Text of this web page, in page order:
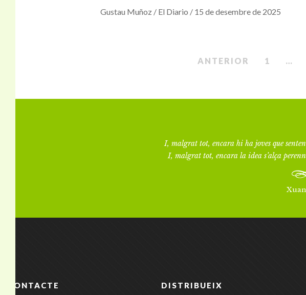
Gustau Muñoz / El Diario / 15 de desembre de 2025
ANTERIOR 1 …
I, malgrat tot, encara hi ha joves que
I, malgrat tot, encara la idea s’alça
CONTACTE DISTRIBUEIX